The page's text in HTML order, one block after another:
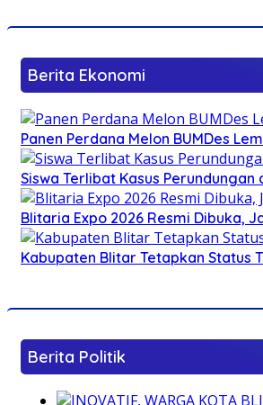
Berita Ekonomi
Panen Perdana Melon BUMDes
Siswa Terlibat Kasus
Blitaria Expo 2026 Resmi Dibuka,
Kabupaten Blitar Tetapkan Status
Berita Politik